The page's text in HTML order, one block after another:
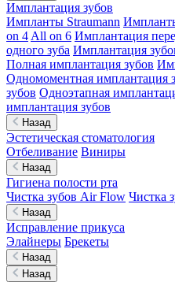
Имплантация зубов
Импланты Straumann
on 4 All on 6 Имплантация
одного зуба Имплантация
Полная имплантация зубов
Одномоментная имплантация
зубов Одноэтапная
имплантация зубов
Назад
Эстетическая стоматология
Отбеливание Виниры
Назад
Гигиена полости рта
Чистка зубов Air Flow Чистка
Назад
Исправление прикуса
Элайнеры Брекеты
Назад
Назад